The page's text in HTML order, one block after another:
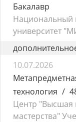
Бакалавр
Национальный
университет
10.07.2026
технология
Центр "Высшая
мастерства"